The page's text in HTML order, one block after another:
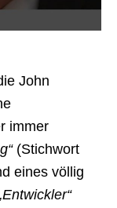
John
immer
(Stichwort
eines völlig